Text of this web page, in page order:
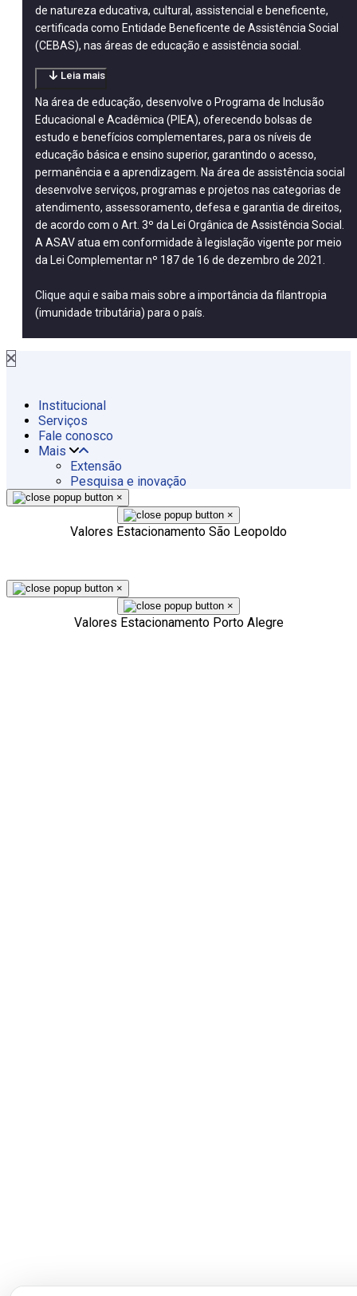
de natureza educativa, cultural, assistencial e beneficente,
certificada como Entidade Beneficente de Assistência Social
(CEBAS), nas áreas de educação e assistência social.
Leia mais
Na área de educação, desenvolve o Programa de Inclusão
Educacional e Acadêmica (PIEA), oferecendo bolsas de
estudo e benefícios complementares, para os níveis de
educação básica e ensino superior, garantindo o acesso,
permanência e a aprendizagem. Na área de assistência social
desenvolve serviços, programas e projetos nas categorias de
atendimento, assessoramento, defesa e garantia de direitos,
de acordo com o Art. 3º da Lei Orgânica de Assistência Social.
A ASAV atua em conformidade à legislação vigente por meio
da Lei Complementar nº 187 de 16 de dezembro de 2021.
Clique aqui e saiba mais sobre a importância da filantropia
(imunidade tributária) para o país.
Institucional
Serviços
Fale conosco
Mais
Extensão
Pesquisa e inovação
×
×
Valores Estacionamento São Leopoldo
×
×
Valores Estacionamento Porto Alegre